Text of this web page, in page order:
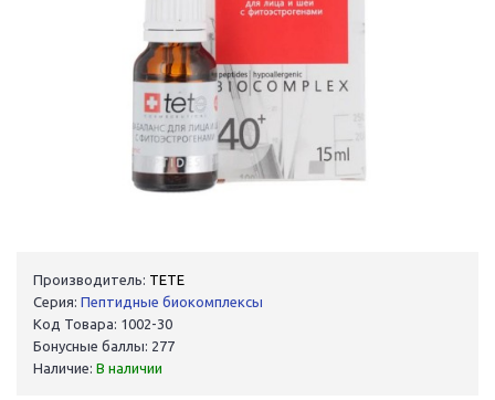
Производитель: TETE
Серия: Пептидные биокомплексы
Код Товара: 1002-30
Бонусные баллы: 277
Наличие: В наличии